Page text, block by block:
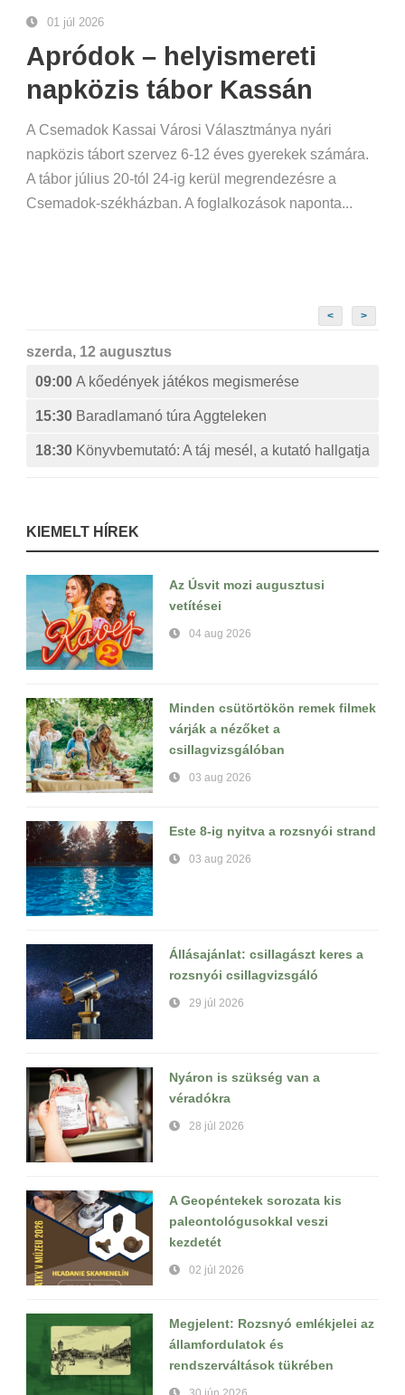
01 júl 2026
Apródok – helyismereti
napközis tábor Kassán
A Csemadok Kassai Városi Választmánya nyári
napközis tábort szervez 6-12 éves gyerekek számára.
A tábor július 20-tól 24-ig kerül megrendezésre a
Csemadok-székházban. A foglalkozások naponta...
< >
szerda, 12 augusztus
09:00 A kőedények játékos megismerése
15:30 Baradlamanó túra Aggteleken
18:30 Könyvbemutató: A táj mesél, a kutató hallgatja
KIEMELT HÍREK
Az Úsvit mozi augusztusi
vetítései
04 aug 2026
Minden csütörtökön remek filmek
várják a nézőket a
csillagvizsgálóban
03 aug 2026
Este 8-ig nyitva a rozsnyói strand
03 aug 2026
Állásajánlat: csillagászt keres a
rozsnyói csillagvizsgáló
29 júl 2026
Nyáron is szükség van a
véradókra
28 júl 2026
A Geopéntekek sorozata kis
paleontológusokkal veszi
kezdetét
02 júl 2026
Megjelent: Rozsnyó emlékjelei az
államfordulatok és
rendszerváltások tükrében